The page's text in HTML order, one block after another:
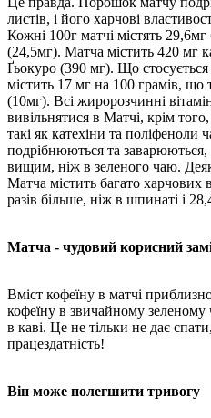
листів, і його харчові
Кожні 100г матчі містять
(24,5мг). Матча містить 420 мг
Ґьокуро (390 мг). Що стосується
містить 17 мг на 100 грамів, що
(10мг). Всі жиророзчинні
вивільнятися в Матчі, крім
такі як катехіни та поліфеноли
подрібнюються та заварюються,
вищим, ніж в зеленого чаю.
Матча містить багато
разів більше, ніж в шпинаті і
Матча - чудовий корисний
Вміст кофеїну в матчі
кофеїну в звичайному зеленому
в каві. Це не тільки не дає
працездатність!
Він може полегшити тривогу